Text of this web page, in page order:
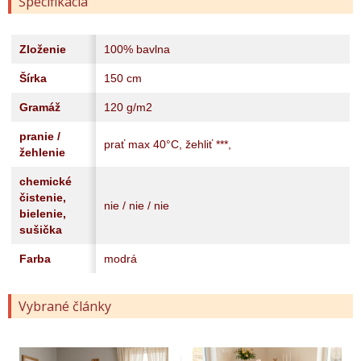
Zloženie 100% bavlna
Šírka 150 cm
Gramáž 120 g/m2
pranie /
žehlenie
prať max 40°C, žehliť ***,
chemické
čistenie,
bielenie,
sušička
nie / nie / nie
Farba modrá
Vybrané články